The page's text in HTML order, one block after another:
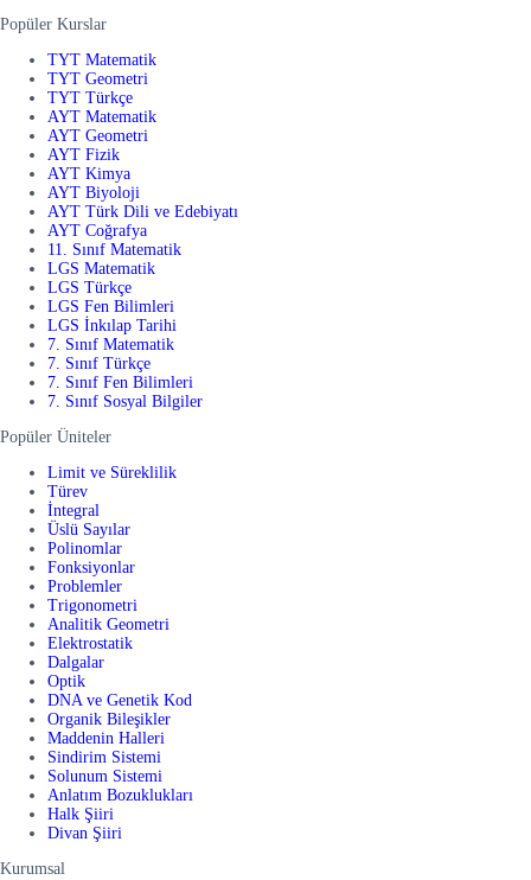
Popüler Kurslar
TYT Matematik
TYT Geometri
TYT Türkçe
AYT Matematik
AYT Geometri
AYT Fizik
AYT Kimya
AYT Biyoloji
AYT Türk Dili ve Edebiyatı
AYT Coğrafya
11. Sınıf Matematik
LGS Matematik
LGS Türkçe
LGS Fen Bilimleri
LGS İnkılap Tarihi
7. Sınıf Matematik
7. Sınıf Türkçe
7. Sınıf Fen Bilimleri
7. Sınıf Sosyal Bilgiler
Popüler Üniteler
Limit ve Süreklilik
Türev
İntegral
Üslü Sayılar
Polinomlar
Fonksiyonlar
Problemler
Trigonometri
Analitik Geometri
Elektrostatik
Dalgalar
Optik
DNA ve Genetik Kod
Organik Bileşikler
Maddenin Halleri
Sindirim Sistemi
Solunum Sistemi
Anlatım Bozuklukları
Halk Şiiri
Divan Şiiri
Kurumsal